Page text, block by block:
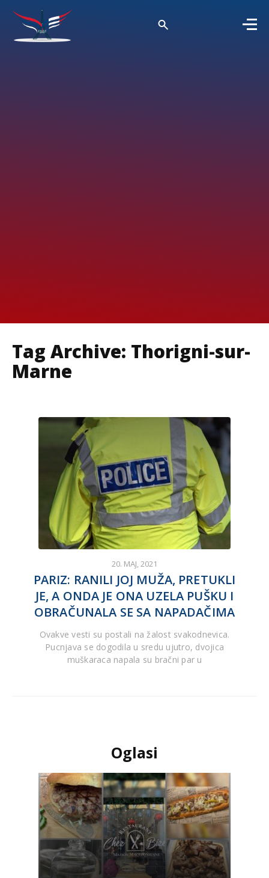
Tag Archive: Thorigni-sur-
Marne
20. MAJ, 2021
PARIZ: RANILI JOJ MUŽA, PRETUKLI
JE, A ONDA JE ONA UZELA PUŠKU I
OBRAČUNALA SE SA NAPADAČIMA
Ovakve vesti su postali na žalost svakodnevica.
Pucnjava se dogodila u sredu ujutro, dvojica
muškaraca napala su bračni par u
Oglasi